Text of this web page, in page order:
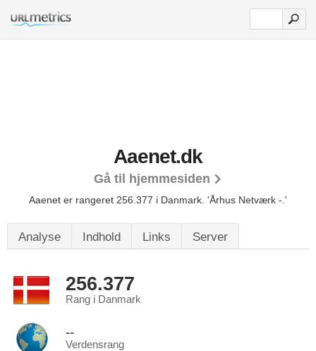
Aaenet.dk
Gå til hjemmesiden
Aaenet er rangeret 256.377 i Danmark. 'Århus Netværk -.'
Analyse Indhold Links Server
256.377
Rang i Danmark
--
Verdensrang